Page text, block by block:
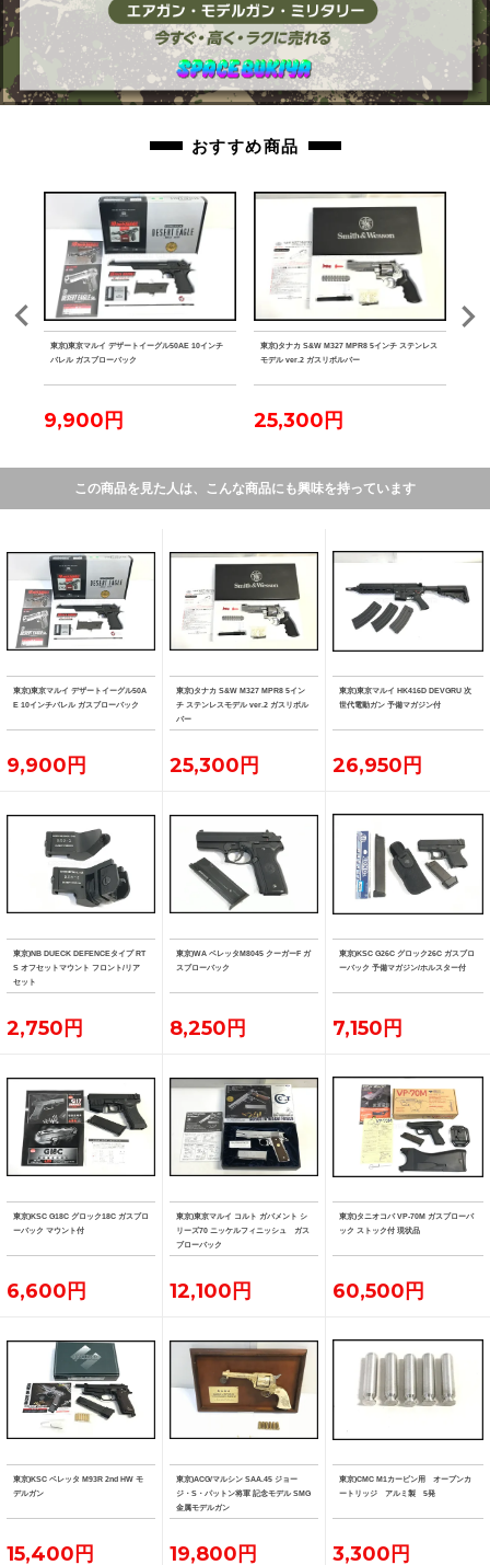
おすすめ商品
東京)東京マルイ デザートイーグル50AE 10インチ
バレル ガスブローバック
9,900円
東京)タナカ S&W M327 MPR8 5インチ ステンレス
モデル ver.2 ガスリボルバー
25,300円
この商品を見た人は、こんな商品にも興味を持っています
東京)東京マルイ デザートイーグル50A
E 10インチバレル ガスブローバック
9,900円
東京)タナカ S&W M327 MPR8 5イン
チ ステンレスモデル ver.2 ガスリボル
バー
25,300円
東京)東京マルイ HK416D DEVGRU 次
世代電動ガン 予備マガジン付
26,950円
東京)NB DUECK DEFENCEタイプ RT
S オフセットマウント フロント/リア
セット
2,750円
東京)WA ベレッタM8045 クーガーF ガ
スブローバック
8,250円
東京)KSC G26C グロック26C ガスブロ
ーバック 予備マガジン/ホルスター付
7,150円
東京)KSC G18C グロック18C ガスブロ
ーバック マウント付
6,600円
東京)東京マルイ コルト ガバメント シ
リーズ70 ニッケルフィニッシュ ガス
ブローバック
12,100円
東京)タニオコバ VP-70M ガスブローバ
ック ストック付 現状品
60,500円
東京)KSC ベレッタ M93R 2nd HW モ
デルガン
15,400円
東京)ACG/マルシン SAA.45 ジョー
ジ・S・パットン将軍 記念モデル SMG
金属モデルガン
19,800円
東京)CMC M1カービン用 オープンカ
ートリッジ アルミ製 5発
3,300円